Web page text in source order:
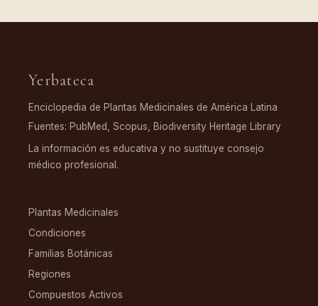
Yerbateca
Enciclopedia de Plantas Medicinales de América Latina
Fuentes: PubMed, Scopus, Biodiversity Heritage Library
La información es educativa y no sustituye consejo
médico profesional.
Plantas Medicinales
Condiciones
Familias Botánicas
Regiones
Compuestos Activos